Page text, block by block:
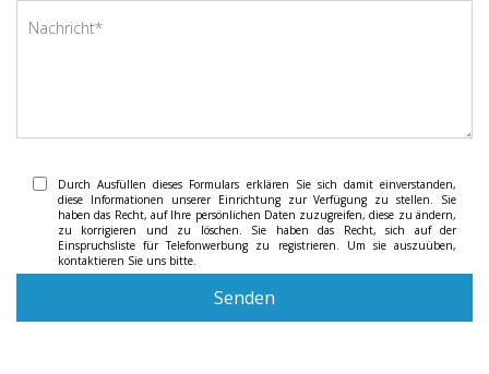
Durch Ausfüllen dieses Formulars erklären Sie sich damit einverstanden,
diese Informationen unserer Einrichtung zur Verfügung zu stellen. Sie
haben das Recht, auf Ihre persönlichen Daten zuzugreifen, diese zu ändern,
zu korrigieren und zu löschen. Sie haben das Recht, sich auf der
Einspruchsliste für Telefonwerbung zu registrieren. Um sie auszuüben,
kontaktieren Sie uns bitte.
Senden